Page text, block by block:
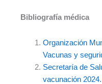
Bibliografía médica
Organización
Vacunas y
Secretaría de
vacunación 2024.